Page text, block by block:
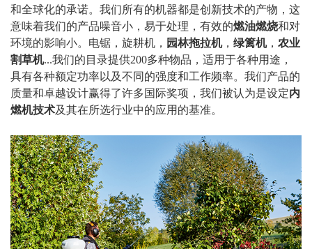
和全球化的承诺。我们所有的机器都是创新技术的产物，这
意味着我们的产品噪音小，易于处理，有效的燃油燃烧和对
环境的影响小。电锯，旋耕机， 园林拖拉机， 绿篱机， 农业
割草机...我们的目录提供200多种物品，适用于各种用途，
具有各种额定功率以及不同的强度和工作频率。我们产品的
质量和卓越设计赢得了许多国际奖项，我们被认为是设定内
燃机技术及其在所选行业中的应用的基准。